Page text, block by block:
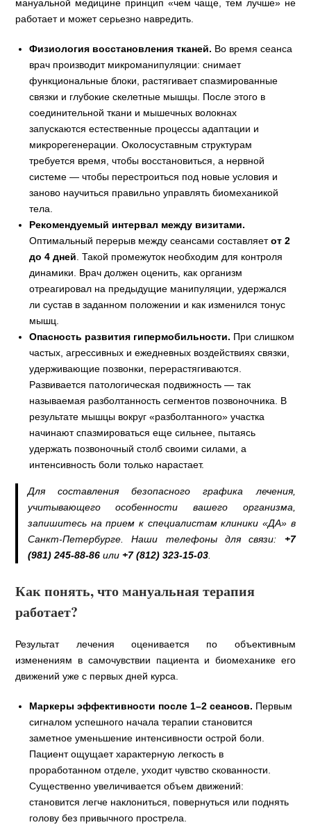
мануальной медицине принцип «чем чаще, тем лучше» не
работает и может серьезно навредить.
Физиология восстановления тканей. Во время сеанса
врач производит микроманипуляции: снимает
функциональные блоки, растягивает спазмированные
связки и глубокие скелетные мышцы. После этого в
соединительной ткани и мышечных волокнах
запускаются естественные процессы адаптации и
микрорегенерации. Околосуставным структурам
требуется время, чтобы восстановиться, а нервной
системе — чтобы перестроиться под новые условия и
заново научиться правильно управлять биомеханикой
тела.
Рекомендуемый интервал между визитами.
Оптимальный перерыв между сеансами составляетот 2
до 4 дней . Такой промежуток необходим для контроля
динамики. Врач должен оценить, как организм
отреагировал на предыдущие манипуляции, удержался
ли сустав в заданном положении и как изменился тонус
мышц.
Опасность развития гипермобильности. При слишком
частых, агрессивных и ежедневных воздействиях связки,
удерживающие позвонки, перерастягиваются.
Развивается патологическая подвижность — так
называемая разболтанность сегментов позвоночника. В
результате мышцы вокруг «разболтанного» участка
начинают спазмироваться еще сильнее, пытаясь
удержать позвоночный столб своими силами, а
интенсивность боли только нарастает.
Для составления безопасного графика лечения,
учитывающего особенности вашего организма,
запишитесь на прием к специалистам клиники «ДА» в
Санкт-Петербурге. Наши телефоны для связи: +7
(981) 245-88-86или +7 (812) 323-15-03.
Как понять, что мануальная терапия
работает?
Результат лечения оценивается по объективным
изменениям в самочувствии пациента и биомеханике его
движений уже с первых дней курса.
Маркеры эффективности после 1–2 сеансов. Первым
сигналом успешного начала терапии становится
заметное уменьшение интенсивности острой боли.
Пациент ощущает характерную легкость в
проработанном отделе, уходит чувство скованности.
Существенно увеличивается объем движений:
становится легче наклониться, повернуться или поднять
голову без привычного прострела.